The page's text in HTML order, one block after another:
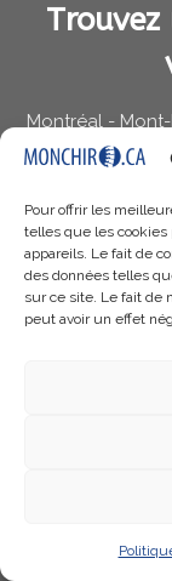
Pour offrir les
telles que les
appareils. Le fait de
des données telles
sur ce site. Le fait de
peut avoir un effet
Montréal -
Montréal -
Boucherville
St-Eustache
Gatineau - Hull
Québec -